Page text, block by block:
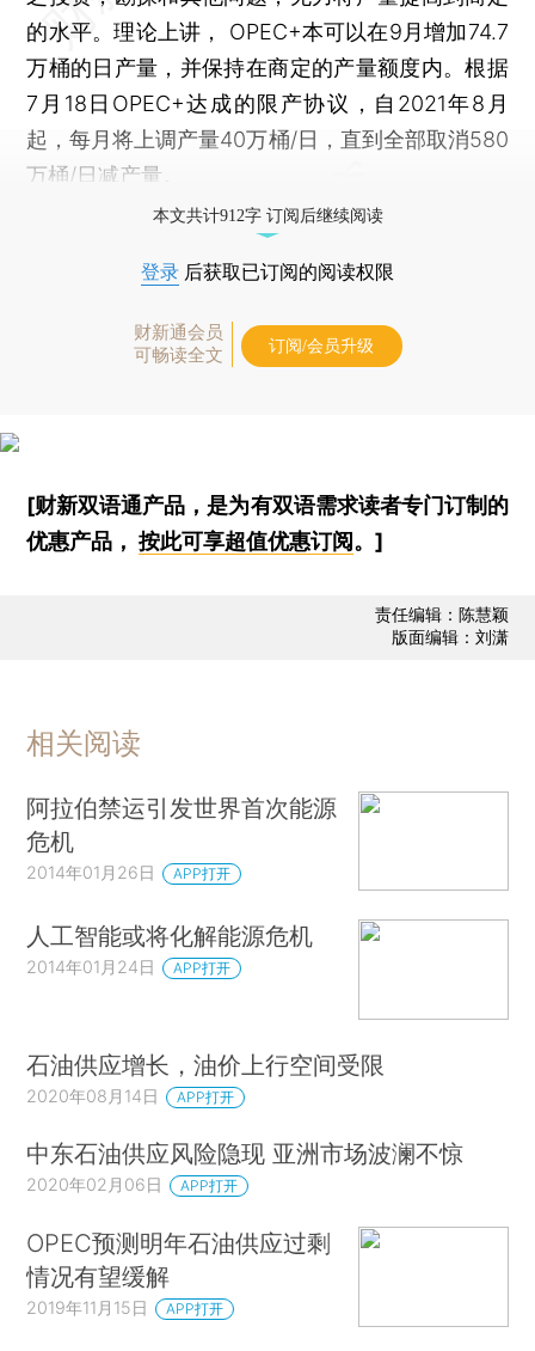
的水平。理论上讲， OPEC+本可以在9月增加74.7
万桶的日产量，并保持在商定的产量额度内。根据
7月18日OPEC+达成的限产协议，自2021年8月
起，每月将上调产量40万桶/日，直到全部取消580
万桶/日减产量。
本文共计912字 订阅后继续阅读
登录 后获取已订阅的阅读权限
财新通会员
可畅读全文
订阅/会员升级
[财新双语通产品，是为有双语需求读者专门订制的
优惠产品，按此可享超值优惠订阅 。]
责任编辑：陈慧颖
版面编辑：刘潇
相关阅读
阿拉伯禁运引发世界首次能源
危机
2014年01月26日 APP打开
人工智能或将化解能源危机
2014年01月24日 APP打开
石油供应增长，油价上行空间受限
2020年08月14日 APP打开
中东石油供应风险隐现 亚洲市场波澜不惊
2020年02月06日 APP打开
OPEC预测明年石油供应过剩
情况有望缓解
2019年11月15日 APP打开